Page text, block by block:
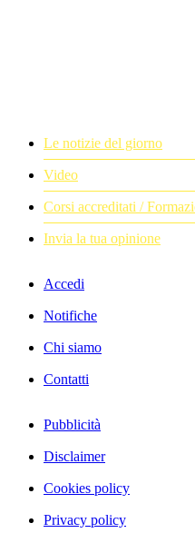
Le notizie del giorno
Video
Corsi accreditati /
Invia la tua opinione
Accedi
Notifiche
Chi siamo
Contatti
Pubblicità
Disclaimer
Cookies policy
Privacy policy